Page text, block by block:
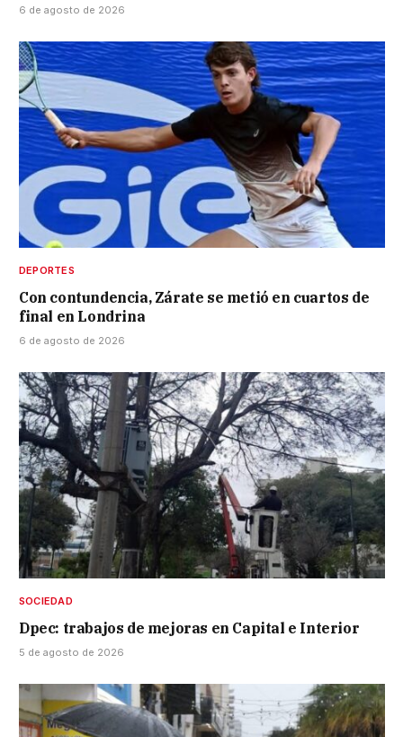
6 de agosto de 2026
DEPORTES
Con contundencia, Zárate se metió en cuartos de
final en Londrina
6 de agosto de 2026
SOCIEDAD
Dpec: trabajos de mejoras en Capital e Interior
5 de agosto de 2026